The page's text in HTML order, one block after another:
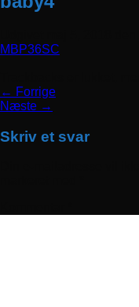
MBP36SC
← Forrige
Næste →
Skriv et svar